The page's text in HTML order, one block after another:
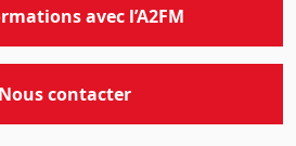
avec l’A2FM
contacter